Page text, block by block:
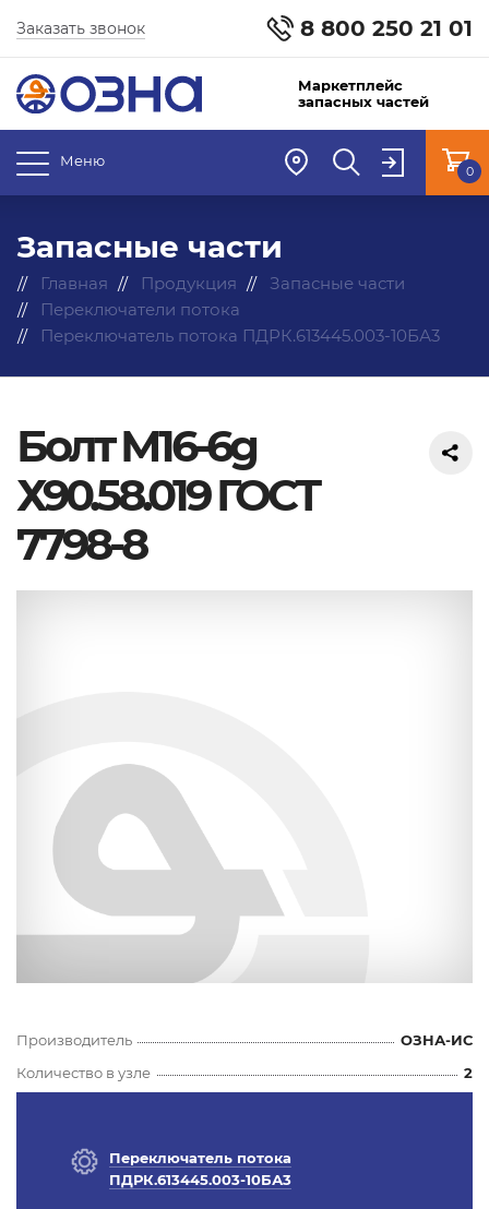
8 800 250 21 01
Заказать звонок
Маркетплейс
запасных частей
Меню
0
Запасные части
Главная Продукция
Запасные части
Переключатели потока
Переключатель потока ПДРК.613445.003-10БА3
Болт М16-6g
Х90.58.019 ГОСТ
7798-8
Производитель
ОЗНА-ИС
Количество в узле
2
Переключатель потока
ПДРК.613445.003-10БА3